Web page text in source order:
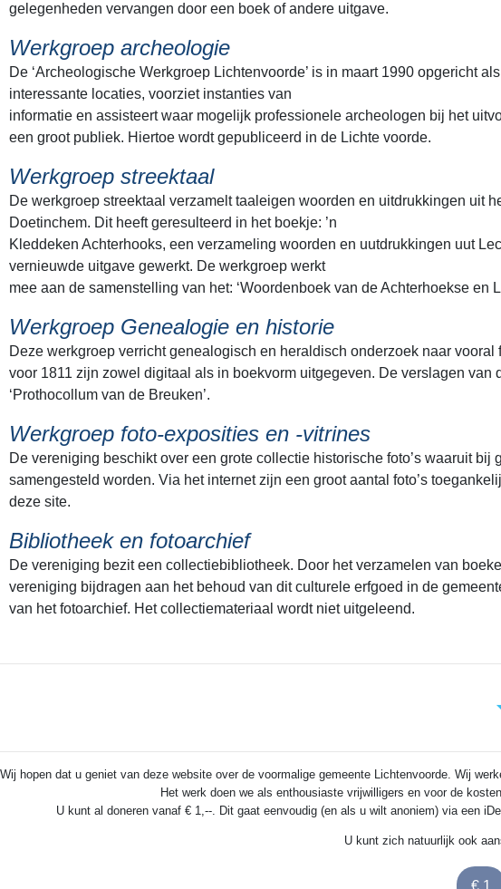
gelegenheden vervangen door een boek of andere uitgave.
Werkgroep archeologie
De ‘Archeologische Werkgroep Lichtenvoorde’ is in maart 1990 opgericht
interessante locaties, voorziet instanties van
informatie en assisteert waar mogelijk professionele archeologen bij het
een groot publiek. Hiertoe wordt gepubliceerd in de Lichte voorde.
Werkgroep streektaal
De werkgroep streektaal verzamelt taaleigen woorden en uitdrukkingen uit
Doetinchem. Dit heeft geresulteerd in het boekje: ’n
Kleddeken Achterhooks, een verzameling woorden en uutdrukkingen uut
vernieuwde uitgave gewerkt. De werkgroep werkt
mee aan de samenstelling van het: ‘Woordenboek van de Achterhoekse en
Werkgroep Genealogie en historie
Deze werkgroep verricht genealogisch en heraldisch onderzoek naar
voor 1811 zijn zowel digitaal als in boekvorm uitgegeven. De verslagen
‘Prothocollum van de Breuken’.
Werkgroep foto-exposities en -vitrines
De vereniging beschikt over een grote collectie historische foto’s waaruit
samengesteld worden. Via het internet zijn een groot aantal foto’s
deze site.
Bibliotheek en fotoarchief
De vereniging bezit een collectiebibliotheek. Door het verzamelen van
vereniging bijdragen aan het behoud van dit culturele erfgoed in de
van het fotoarchief. Het collectiemateriaal wordt niet uitgeleend.
Wij hopen dat u geniet van deze website over de voormalige gemeente Lichtenvoorde. Wij
Het werk doen we als enthousiaste vrijwilligers en voor de
U kunt al doneren vanaf € 1,--. Dit gaat eenvoudig (en als u wilt anoniem) via een
U kunt zich natuurlijk ook